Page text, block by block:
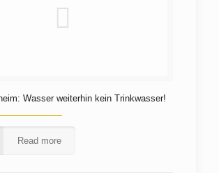
Wasser weiterhin kein Trinkwasser!
Read more